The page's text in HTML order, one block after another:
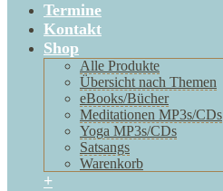
Termine
Kontakt
Shop
Alle Produkte
Übersicht nach Themen
eBooks/Bücher
Meditationen MP3s/CDs
Yoga MP3s/CDs
Satsangs
Warenkorb
+